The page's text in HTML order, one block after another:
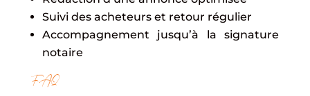
Suivi des acheteurs et retour régulier
Accompagnement jusqu’à la signature
notaire
FAQ